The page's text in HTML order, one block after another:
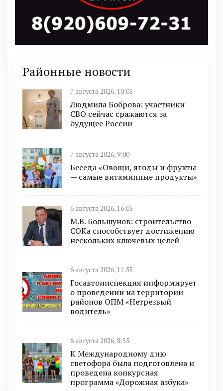
Районные новости
7 августа 2026, 10:05
Людмила Боброва: участники
СВО сейчас сражаются за
будущее России
7 августа 2026, 9:00
Беседа «Овощи, ягоды и фрукты
— самые витаминные продукты»
6 августа 2026, 16:05
М.В. Большунов: строительство
СОКа способствует достижению
нескольких ключевых целей
6 августа 2026, 11:55
Госавтоинспекция информирует
о проведении на территории
районов ОПМ «Нетрезвый
водитель»
6 августа 2026, 8:55
К Международному дню
светофора была подготовлена и
проведена конкурсная
программа «Дорожная азбука»